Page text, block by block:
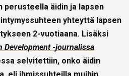
äidin ja lapsen
yhteyttä lapsen
2-vuotiaana. Lisäksi
Development -journalissa
selvitettiin, onko äidin